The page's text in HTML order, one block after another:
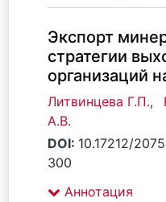
Экспорт
стратегии
организаций
Литвинцева Г.П.,
А.В.
DOI: 10.17212/
300
Аннотация